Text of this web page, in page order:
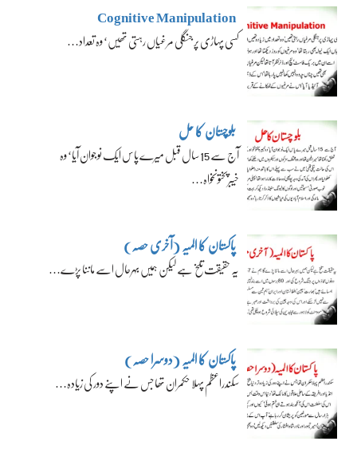
Cognitive Manipulation
کسی پہاڑی پر جنگلی مرغیاں رہتی تھیں‘ وہ تعداد…
بلوچستان کا حل
آج سے 15 سال قبل میرے پاس ایک نوجوان آیا‘ وہ
خیبرپختونخواہ…
پاکستان کا المیہ (آخری حصہ)
یہ حقیقت تلخ ہے لیکن ہمیں بہرحال اسے ماننا پڑے…
پاکستان کا المیہ (دوسرا حصہ)
سکندراعظم پہلا حکمران تھا جس نے اپنے دور کی زیادہ…